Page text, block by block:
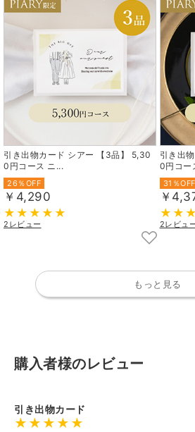
引き出物カード シアー 【3品】 5,30
0円コース ニ...
26％OFF
￥4,290
2レビュー
引き出
0円コー
31％OFF
￥
2レビュ
もっと見る
購入者様のレビュー
引き出物カード